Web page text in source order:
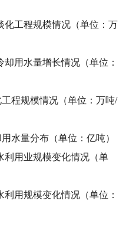
化工程规模情况（单位：万
却用水量增长情况（单位：
程规模情况（单位：万吨/
水量分布（单位：亿吨）
利用业规模变化情况（单
利用规模变化情况（单位：